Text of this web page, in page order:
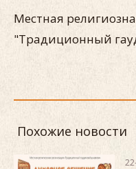
Местная
"Традиционный
Похожие новости